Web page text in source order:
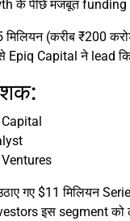
के पीछे मजबूत funding
मिलियन (करीब ₹200
Epiq Capital ने lead
गए $11 मिलियन
इस segment